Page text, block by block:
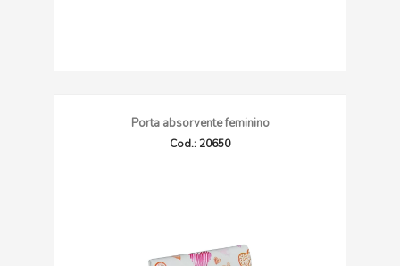
Porta absorvente feminino
Cod.: 20650